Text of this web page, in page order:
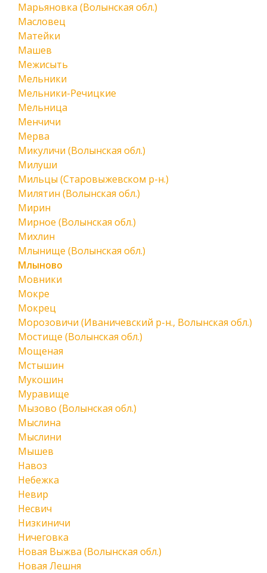
Марьяновка (Волынская обл.)
Масловец
Матейки
Машев
Межисыть
Мельники
Мельники-Речицкие
Мельница
Менчичи
Мерва
Микуличи (Волынская обл.)
Милуши
Мильцы (Старовыжевском р-н.)
Милятин (Волынская обл.)
Мирин
Мирное (Волынская обл.)
Михлин
Млынище (Волынская обл.)
Млыново
Мовники
Мокре
Мокрец
Морозовичи (Иваничевский р-н., Волынская обл.)
Мостище (Волынская обл.)
Мощеная
Мстышин
Мукошин
Муравище
Мызово (Волынская обл.)
Мыслина
Мыслини
Мышев
Навоз
Небежка
Невир
Несвич
Низкиничи
Ничеговка
Новая Выжва (Волынская обл.)
Новая Лешня